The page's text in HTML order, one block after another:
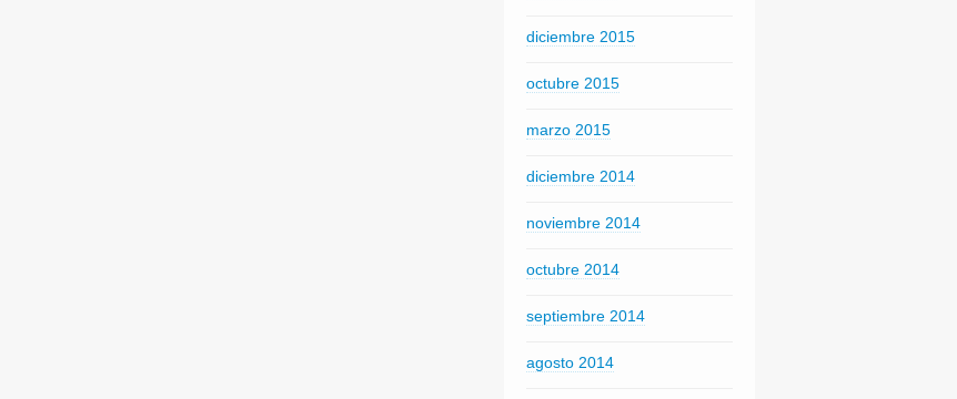
diciembre 2015
octubre 2015
marzo 2015
diciembre 2014
noviembre 2014
octubre 2014
septiembre 2014
agosto 2014